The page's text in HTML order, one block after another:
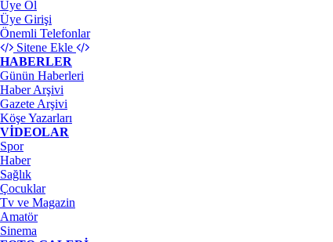
Üye Ol
Üye Girişi
Önemli Telefonlar
Sitene Ekle
HABERLER
Günün Haberleri
Haber Arşivi
Gazete Arşivi
Köşe Yazarları
VİDEOLAR
Spor
Haber
Sağlık
Çocuklar
Tv ve Magazin
Amatör
Sinema